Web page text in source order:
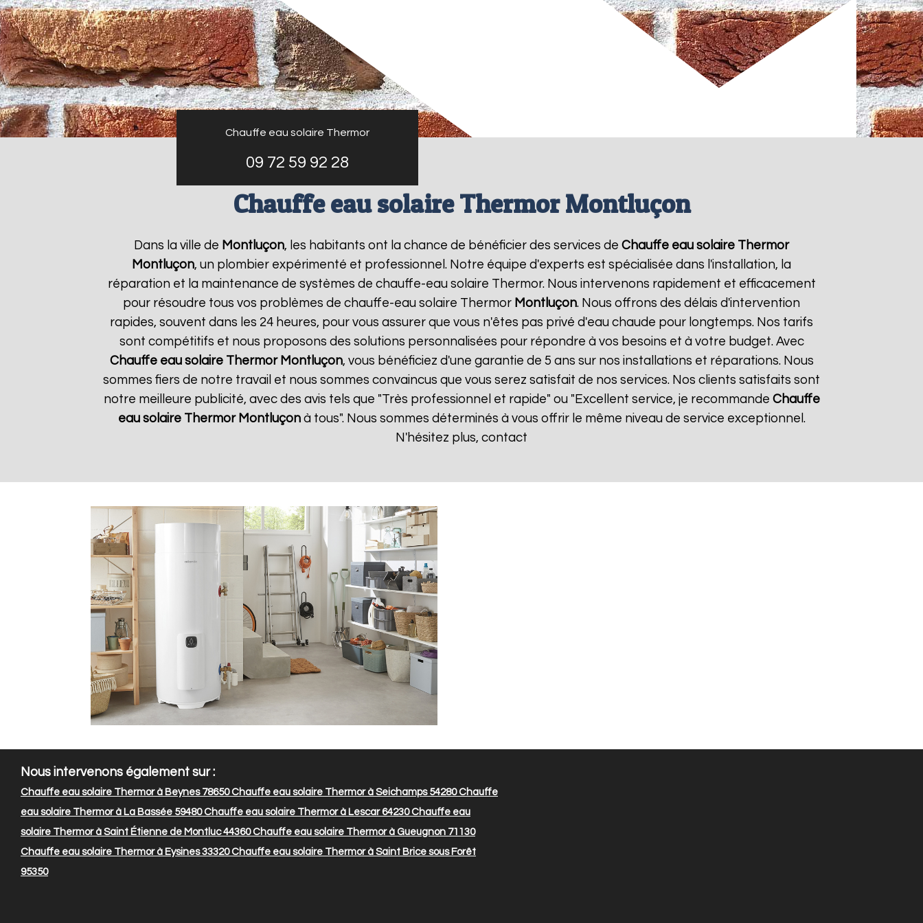
Chauffe eau solaire Thermor
09 72 59 92 28
Chauffe eau solaire Thermor Montluçon
Dans la ville de Montluçon, les habitants ont la chance de bénéficier des services de Chauffe eau solaire Thermor
Montluçon, un plombier expérimenté et professionnel. Notre équipe d'experts est spécialisée dans l'installation, la
réparation et la maintenance de systèmes de chauffe-eau solaire Thermor. Nous intervenons rapidement et efficacement
pour résoudre tous vos problèmes de chauffe-eau solaire Thermor Montluçon. Nous offrons des délais d'intervention
rapides, souvent dans les 24 heures, pour vous assurer que vous n'êtes pas privé d'eau chaude pour longtemps. Nos tarifs
sont compétitifs et nous proposons des solutions personnalisées pour répondre à vos besoins et à votre budget. Avec
Chauffe eau solaire Thermor Montluçon, vous bénéficiez d'une garantie de 5 ans sur nos installations et réparations. Nous
sommes fiers de notre travail et nous sommes convaincus que vous serez satisfait de nos services. Nos clients satisfaits sont
notre meilleure publicité, avec des avis tels que "Très professionnel et rapide" ou "Excellent service, je recommande Chauffe
eau solaire Thermor Montluçonà tous". Nous sommes déterminés à vous offrir le même niveau de service exceptionnel.
N'hésitez plus, contact
Nous intervenons également sur :
Chauffe eau solaire Thermor à Beynes 78650Chauffe eau solaire Thermor à Seichamps 54280Chauffe
eau solaire Thermor à La Bassée 59480Chauffe eau solaire Thermor à Lescar 64230Chauffe eau
solaire Thermor à Saint Étienne de Montluc 44360Chauffe eau solaire Thermor à Gueugnon 71130
Chauffe eau solaire Thermor à Eysines 33320Chauffe eau solaire Thermor à Saint Brice sous Forêt
95350